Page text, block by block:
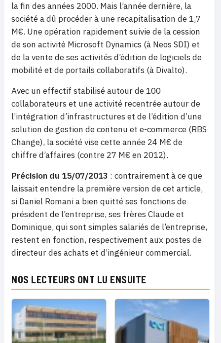
la fin des années 2000. Mais l’année dernière, la
société a dû procéder à une recapitalisation de 1,7
M€. Une opération rapidement suivie de la cession
de son activité Microsoft Dynamics (à Neos SDI) et
de la vente de ses activités d’édition de logiciels de
mobilité et de portails collaboratifs (à Divalto).
Avec un effectif stabilisé autour de 100
collaborateurs et une activité recentrée autour de
l’intégration d’infrastructures et de l’édition d’une
solution de gestion de contenu et e-commerce (RBS
Change), la société vise cette année 24 M€ de
chiffre d’affaires (contre 27 M€ en 2012).
Précision du 15/07/2013 : contrairement à ce que
laissait entendre la première version de cet article,
si Daniel Romani a bien quitté ses fonctions de
président de l’entreprise, ses frères Claude et
Dominique, qui sont simples salariés de l’entreprise,
restent en fonction, respectivement aux postes de
directeur des achats et d’ingénieur commercial.
NOS LECTEURS ONT LU ENSUITE